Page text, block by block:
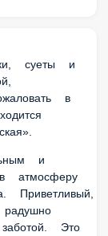
и рутины,
метро
уютным
встретит
станет